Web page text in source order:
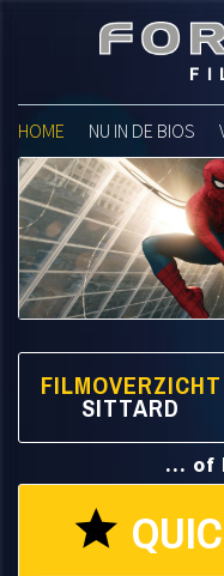
HOME NU IN DE BIOS
FILMOVERZICHT
SITTARD
... of
star